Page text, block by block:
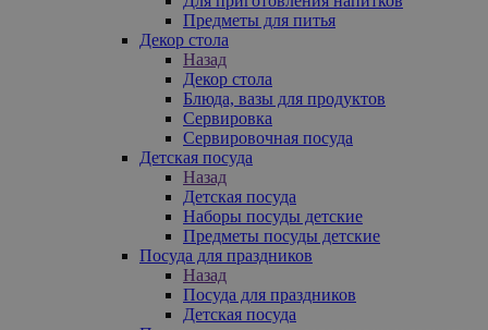
Предметы для питья
Декор стола
Назад
Декор стола
Блюда, вазы для продуктов
Сервировка
Сервировочная посуда
Детская посуда
Назад
Детская посуда
Наборы посуды детские
Предметы посуды детские
Посуда для праздников
Назад
Посуда для праздников
Детская посуда